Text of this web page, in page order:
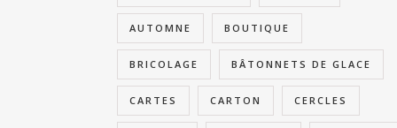
AUTOMNE BOUTIQUE
BRICOLAGE BÂTONNETS DE GLACE
CARTES CARTON CERCLES